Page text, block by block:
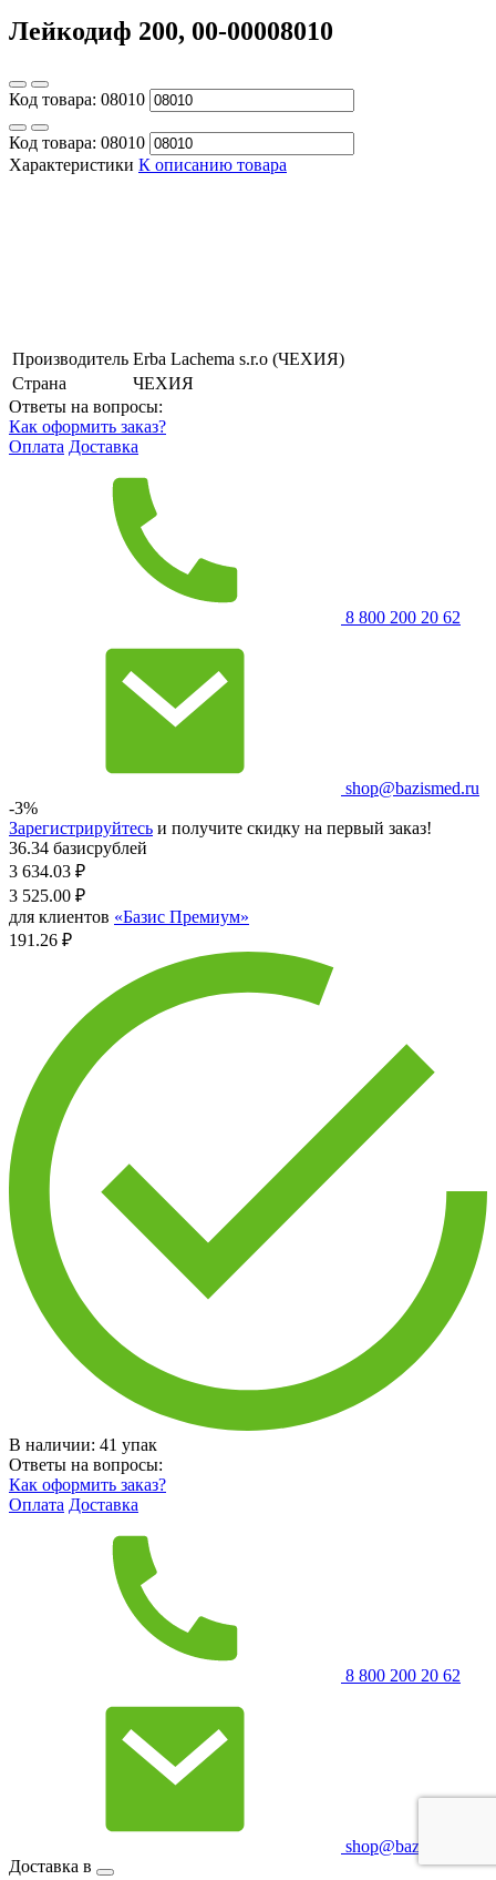
Лейкодиф 200, 00-00008010
Код товара: 08010
Код товара: 08010
Характеристики К описанию товара
Производитель Erba Lachema s.r.o (ЧЕХИЯ)
Страна
ЧЕХИЯ
Ответы на вопросы:
Как оформить заказ?
Оплата Доставка
8 800 200 20 62
shop@bazismed.ru
-3%
Зарегистрируйтесь и получите скидку на первый заказ!
36.34 базисрублей
3 634.03 ₽
3 525.00 ₽
для клиентов «Базис Премиум»
191.26 ₽
В наличии: 41 упак
Ответы на вопросы:
Как оформить заказ?
Оплата Доставка
8 800 200 20 62
shop@bazismed.ru
Доставка в